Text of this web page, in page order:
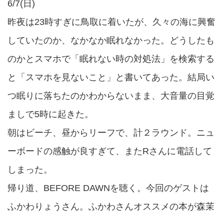
6/7(日)
昨夜は23時すぎに鳥取に着いたが、久々の海に興奮
していたのか、なかなか眠れなかった。どうしたも
のかとスマホで「眠れない時の対処法」を検索する
と「スマホを見ないこと」と書いてあった。結局い
つ眠りに落ちたのかわからないまま、大音量の目覚
ましで5時に起きた。
朝はビーチ、昼からリーフで、計２ラウンド。ニュ
ーボードの感触が良すぎて、またRさんに電話して
しまった。
帰り道、BEFORE DAWNを聴く。今回のゲストは
ふかわりょうさん。ふかわさんオススメの本が森茉